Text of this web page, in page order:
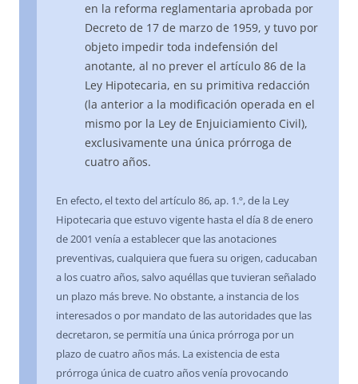
en la reforma reglamentaria aprobada por
Decreto de 17 de marzo de 1959, y tuvo por
objeto impedir toda indefensión del
anotante, al no prever el artículo 86 de la
Ley Hipotecaria, en su primitiva redacción
(la anterior a la modificación operada en el
mismo por la Ley de Enjuiciamiento Civil),
exclusivamente una única prórroga de
cuatro años.
En efecto, el texto del artículo 86, ap. 1.º, de la Ley
Hipotecaria que estuvo vigente hasta el día 8 de enero
de 2001 venía a establecer que las anotaciones
preventivas, cualquiera que fuera su origen, caducaban
a los cuatro años, salvo aquéllas que tuvieran señalado
un plazo más breve. No obstante, a instancia de los
interesados o por mandato de las autoridades que las
decretaron, se permitía una única prórroga por un
plazo de cuatro años más. La existencia de esta
prórroga única de cuatro años venía provocando